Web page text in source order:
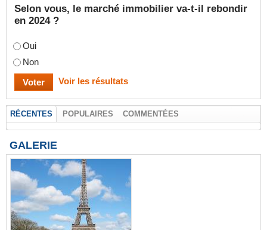
Selon vous, le marché immobilier va-t-il rebondir
en 2024 ?
Oui
Non
Voir les résultats
RÉCENTES POPULAIRES COMMENTÉES
GALERIE